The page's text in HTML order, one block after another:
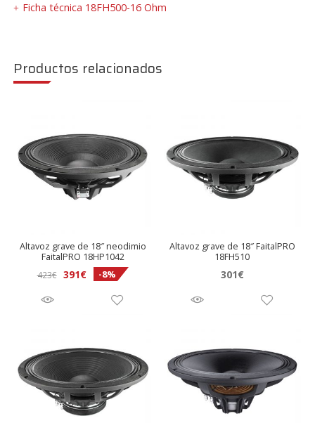
Ficha técnica 18FH500-16 Ohm
Productos relacionados
Altavoz grave de 18″ neodimio
FaitalPRO 18HP1042
423€ El
391€El
actual
-8%
Altavoz grave de 18″ FaitalPRO
18FH510
301€